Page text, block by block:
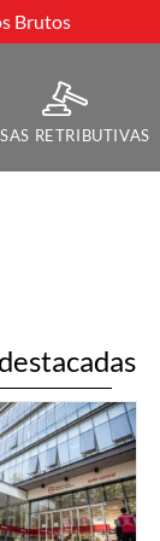
Brutos
RETRIBUTIVAS